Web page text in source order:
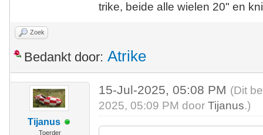
trike, beide alle wielen 20" en
Zoek
Bedankt door: Atrike
Tijanus
Toerder
15-Jul-2025, 05:08 PM (Dit
2025, 05:09 PM doorTijanus.)